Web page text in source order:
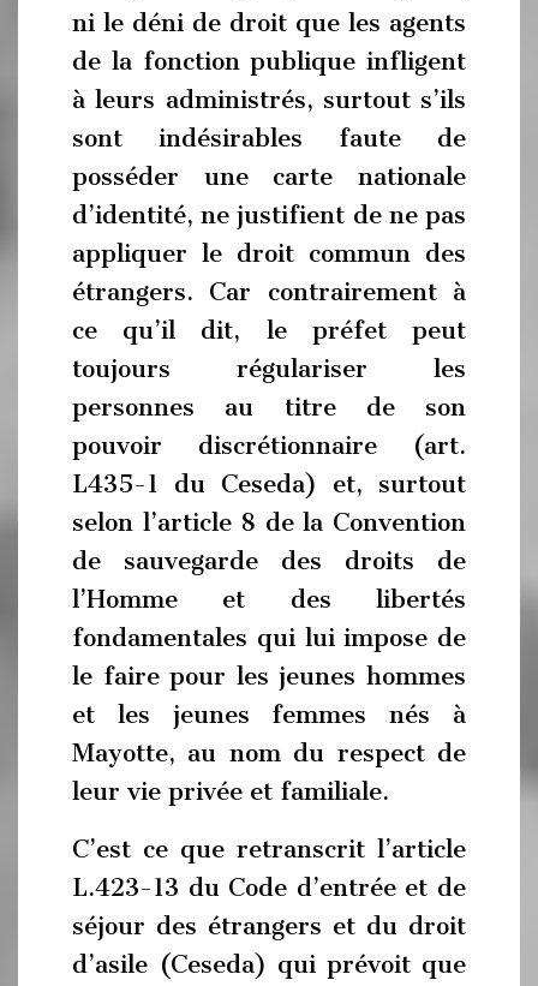
ni le déni de droit que les agents
de la fonction publique infligent
à leurs administrés, surtout s’ils
sont indésirables faute de
posséder une carte nationale
d’identité, ne justifient de ne pas
appliquer le droit commun des
étrangers. Car contrairement à
ce qu’il dit, le préfet peut
toujours régulariser les
personnes au titre de son
pouvoir discrétionnaire (art.
L435-1 du Ceseda) et, surtout
selon l’article 8 de la Convention
de sauvegarde des droits de
l’Homme et des libertés
fondamentales qui lui impose de
le faire pour les jeunes hommes
et les jeunes femmes nés à
Mayotte, au nom du respect de
leur vie privée et familiale.
C’est ce que retranscrit l’article
L.423-13 du Code d’entrée et de
séjour des étrangers et du droit
d’asile (Ceseda) qui prévoit que